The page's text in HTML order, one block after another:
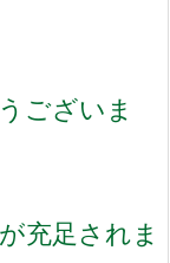
ございま
充足されま